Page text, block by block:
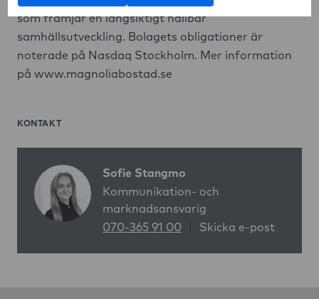
som främjar en långsiktigt hållbar
samhällsutveckling. Bolagets obligationer är
noterade på Nasdaq Stockholm. Mer information
på www.magnoliabostad.se
KONTAKT
Sofie Stangmo
Kommunikation- och
marknadsansvarig
070-365 91 00
Skicka e-post